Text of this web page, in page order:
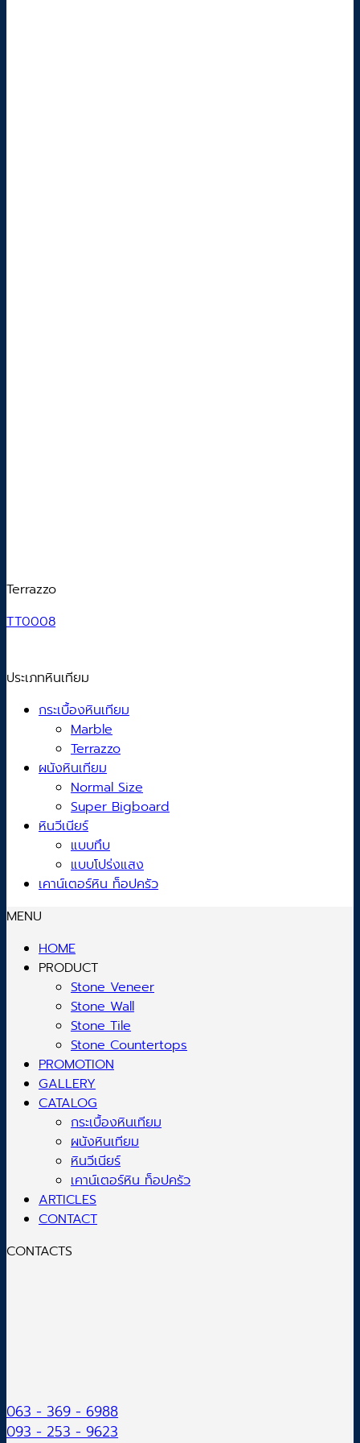
Terrazzo
TT0008
ประเภทหินเทียม
กระเบื้องหินเทียม
Marble
Terrazzo
ผนังหินเทียม
Normal Size
Super Bigboard
หินวีเนียร์
แบบทึบ
แบบโปร่งแสง
เคาน์เตอร์หิน ท็อปครัว
MENU
HOME
PRODUCT
Stone Veneer
Stone Wall
Stone Tile
Stone Countertops
PROMOTION
GALLERY
CATALOG
กระเบื้องหินเทียม
ผนังหินเทียม
หินวีเนียร์
เคาน์เตอร์หิน ท็อปครัว
ARTICLES
CONTACT
CONTACTS
063 - 369 - 6988
093 - 253 - 9623